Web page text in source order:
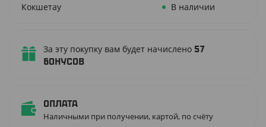
Кокшетау
В наличии
За эту покупку вам будет начислено 57
бонусов
Оплата
Наличными при получении, картой, по счёту